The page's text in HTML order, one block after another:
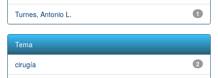
1
Turnes, Antonio L.
Tema
2
cirugía